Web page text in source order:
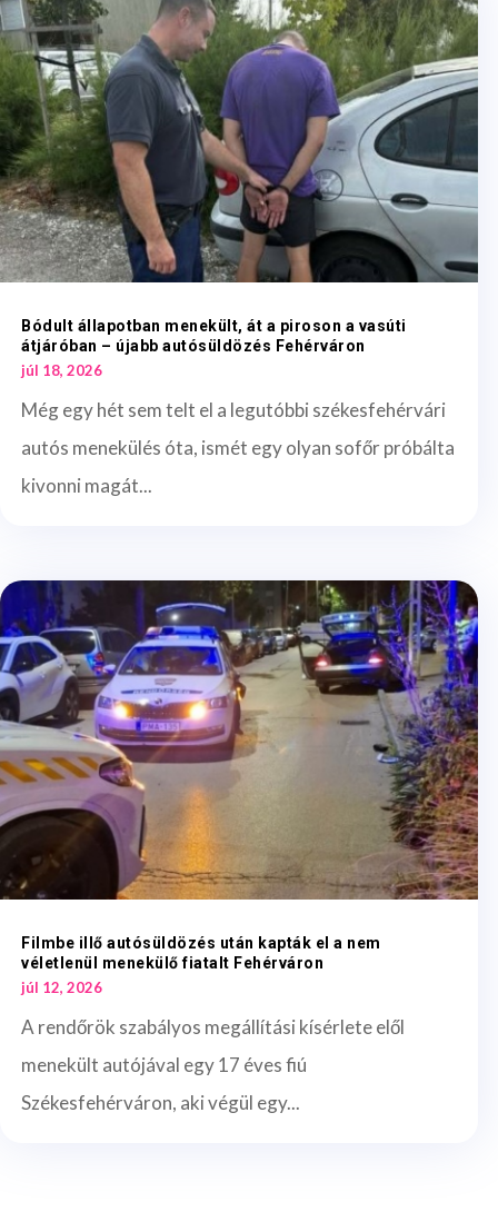
Bódult állapotban menekült, át a piroson a vasúti
átjáróban – újabb autósüldözés Fehérváron
júl 18, 2026
Még egy hét sem telt el a legutóbbi székesfehérvári
autós menekülés óta, ismét egy olyan sofőr próbálta
kivonni magát...
Filmbe illő autósüldözés után kapták el a nem
véletlenül menekülő fiatalt Fehérváron
júl 12, 2026
A rendőrök szabályos megállítási kísérlete elől
menekült autójával egy 17 éves fiú
Székesfehérváron, aki végül egy...